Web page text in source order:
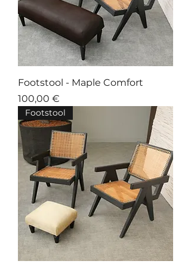
Footstool - Maple Comfort
Prix
100,00 €
Footstool